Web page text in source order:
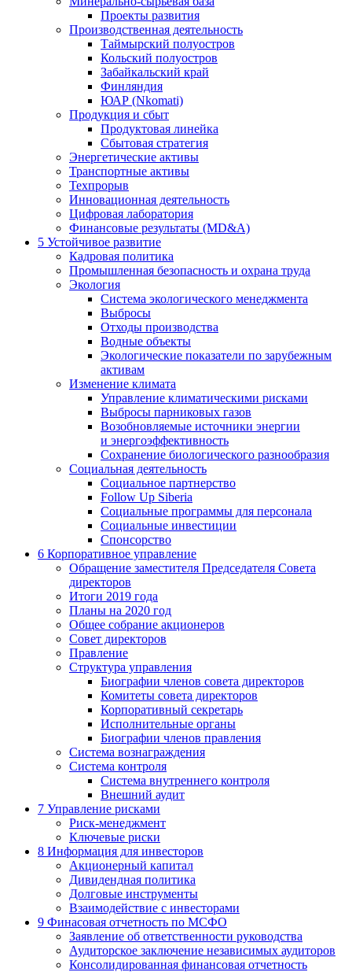
Проекты развития
Производственная деятельность
Таймырский полуостров
Кольский полуостров
Забайкальский край
Финляндия
ЮАР (Nkomati)
Продукция и сбыт
Продуктовая линейка
Сбытовая стратегия
Энергетические активы
Транспортные активы
Техпрорыв
Инновационная деятельность
Цифровая лаборатория
Финансовые результаты (MD&A)
5 Устойчивое развитие
Кадровая политика
Промышленная безопасность и охрана труда
Экология
Система экологического менеджмента
Выбросы
Отходы производства
Водные объекты
Экологические показатели по зарубежным
активам
Изменение климата
Управление климатическими рисками
Выбросы парниковых газов
Возобновляемые источники энергии
и энергоэффективность
Сохранение биологического разнообразия
Социальная деятельность
Социальное партнерство
Follow Up Siberia
Социальные программы для персонала
Социальные инвестиции
Спонсорство
6 Корпоративное управление
Обращение заместителя Председателя Совета
директоров
Итоги 2019 года
Планы на 2020 год
Общее собрание акционеров
Совет директоров
Правление
Структура управления
Биографии членов совета директоров
Комитеты совета директоров
Корпоративный секретарь
Исполнительные органы
Биографии членов правления
Система вознаграждения
Система контроля
Система внутреннего контроля
Внешний аудит
7 Управление рисками
Риск-менеджмент
Ключевые риски
8 Информация для инвесторов
Акционерный капитал
Дивидендная политика
Долговые инструменты
Взаимодействие с инвеcторами
9 Финасовая отчетность по МСФО
Заявление об ответственности руководства
Аудиторское заключение независимых аудиторов
Консолидированная финансовая отчетность